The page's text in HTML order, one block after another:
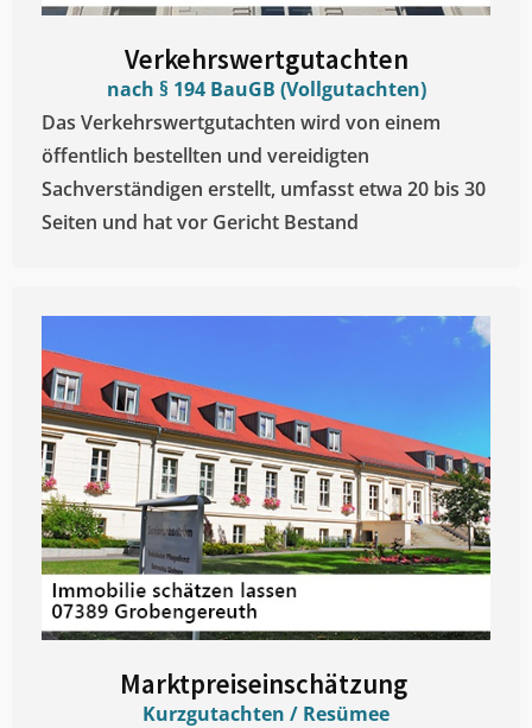
Verkehrswertgutachten
nach § 194 BauGB (Vollgutachten)
Das Verkehrswertgutachten wird von einem
öffentlich bestellten und vereidigten
Sachverständigen erstellt, umfasst etwa 20 bis 30
Seiten und hat vor Gericht Bestand
Marktpreiseinschätzung ​
Kurzgutachten / Resümee